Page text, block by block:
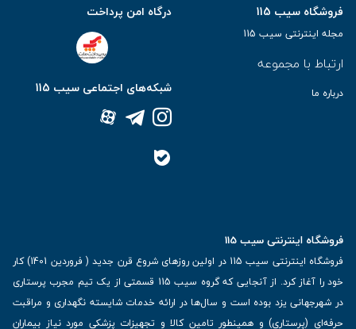
فروشگاه سیب 115
مجله اینترنتی سیب 115
ارتباط با مجموعه
درباره ما
درگاه امن پرداخت
شبکه‌های اجتماعی سیب 115
فروشگاه اینترنتی سیب 115
فروشگاه اینترنتی سیب 115 در اولین روزهای شروع قرن جدید ( فروردین 1401) کار
خود را آغاز کرد. از آنجایی که گروه سیب 115 قسمتی از یک تیم مجرب پرستاری
در شهرجهانی یزد بوده است و سال‌ها در ارائه خدمات شایسته نگهداری و مراقبت
حرفه‌ای (پرستاری) و همینطور تامین کالا و تجهیزات پزشکی مورد نیاز بیماران